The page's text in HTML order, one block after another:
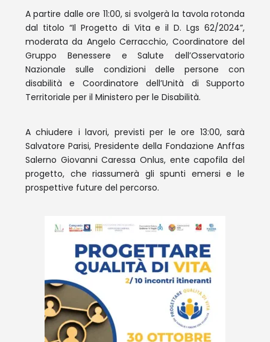
A partire dalle ore 11:00, si svolgerà la tavola rotonda
dal titolo “Il Progetto di Vita e il D. Lgs 62/2024”,
moderata da Angelo Cerracchio, Coordinatore del
Gruppo Benessere e Salute dell’Osservatorio
Nazionale sulle condizioni delle persone con
disabilità e Coordinatore dell’Unità di Supporto
Territoriale per il Ministero per le Disabilità.
A chiudere i lavori, previsti per le ore 13:00, sarà
Salvatore Parisi, Presidente della Fondazione Anffas
Salerno Giovanni Caressa Onlus, ente capofila del
progetto, che riassumerà gli spunti emersi e le
prospettive future del percorso.